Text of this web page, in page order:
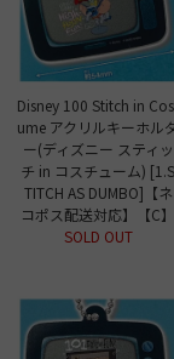
Disney 100 Stitch in
ume アクリルキーホル
ー(ディズニー スティッ
チ in コスチューム) [1.S
TITCH AS DUMBO]【ネ
コポス配送対応】【C】
SOLD OUT